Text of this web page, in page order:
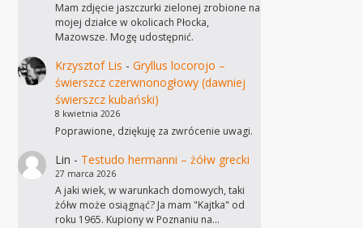
Mam zdjęcie jaszczurki zielonej zrobione na
mojej działce w okolicach Płocka,
Mazowsze. Mogę udostępnić.
Krzysztof Lis - Gryllus locorojo –
świerszcz czerwnonogłowy (dawniej
świerszcz kubański)
8 kwietnia 2026
Poprawione, dziękuję za zwrócenie uwagi.
Lin - Testudo hermanni – żółw grecki
27 marca 2026
A jaki wiek, w warunkach domowych, taki
żółw może osiągnąć? Ja mam "Kajtka" od
roku 1965. Kupiony w Poznaniu na…